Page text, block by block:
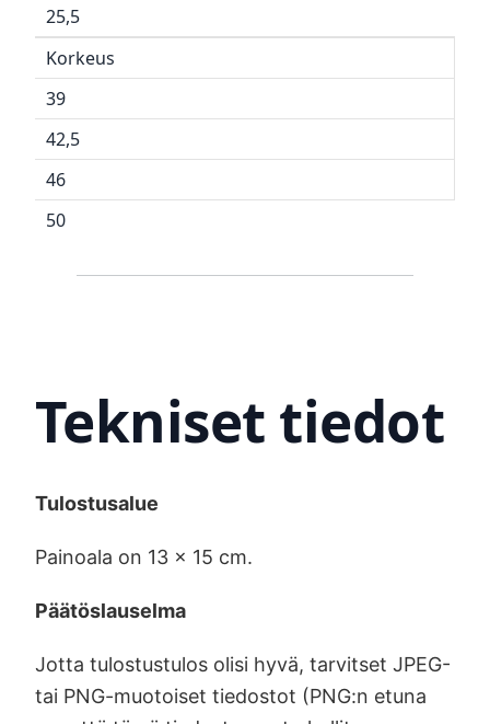
25,5
Korkeus
39
42,5
46
50
Tekniset tiedot
Tulostusalue
Painoala on 13 x 15 cm.
Päätöslauselma
Jotta tulostustulos olisi hyvä, tarvitset JPEG-
tai PNG-muotoiset tiedostot (PNG:n etuna